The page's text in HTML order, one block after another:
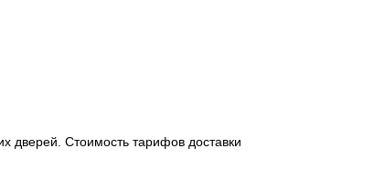
дверей. Стоимость тарифов доставки